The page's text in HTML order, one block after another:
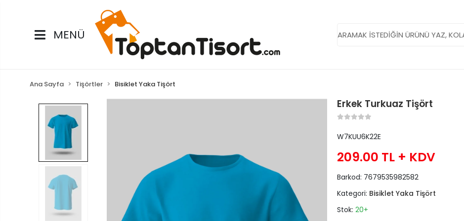
MENÜ
Ana Sayfa Tişörtler Bisiklet Yaka Tişört
Erkek Turkuaz Tişört
W7KUU6K22E
209.00 TL + KDV
Barkod: 7679535982582
Kategori: Bisiklet Yaka Tişört
Stok: 20+